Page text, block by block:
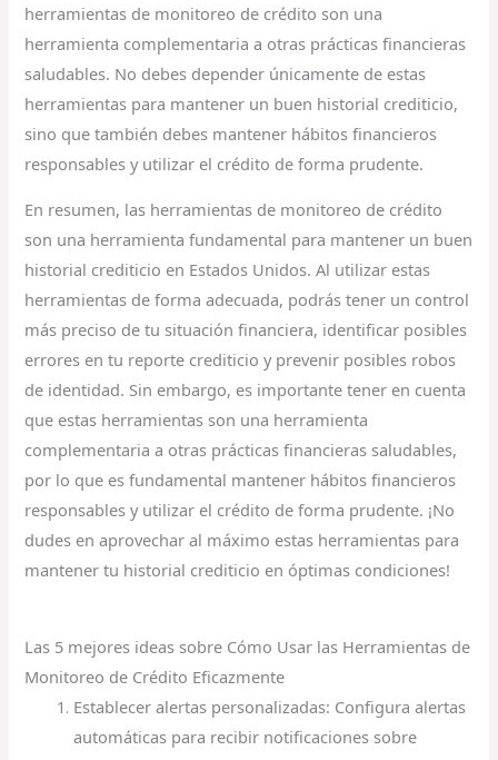
herramientas de monitoreo de crédito son una
herramienta complementaria a otras prácticas financieras
saludables. No debes depender únicamente de estas
herramientas para mantener un buen historial crediticio,
sino que también debes mantener hábitos financieros
responsables y utilizar el crédito de forma prudente.
En resumen, las herramientas de monitoreo de crédito
son una herramienta fundamental para mantener un buen
historial crediticio en Estados Unidos. Al utilizar estas
herramientas de forma adecuada, podrás tener un control
más preciso de tu situación financiera, identificar posibles
errores en tu reporte crediticio y prevenir posibles robos
de identidad. Sin embargo, es importante tener en cuenta
que estas herramientas son una herramienta
complementaria a otras prácticas financieras saludables,
por lo que es fundamental mantener hábitos financieros
responsables y utilizar el crédito de forma prudente. ¡No
dudes en aprovechar al máximo estas herramientas para
mantener tu historial crediticio en óptimas condiciones!
Las 5 mejores ideas sobre Cómo Usar las Herramientas de
Monitoreo de Crédito Eficazmente
Establecer alertas personalizadas: Configura alertas
automáticas para recibir notificaciones sobre